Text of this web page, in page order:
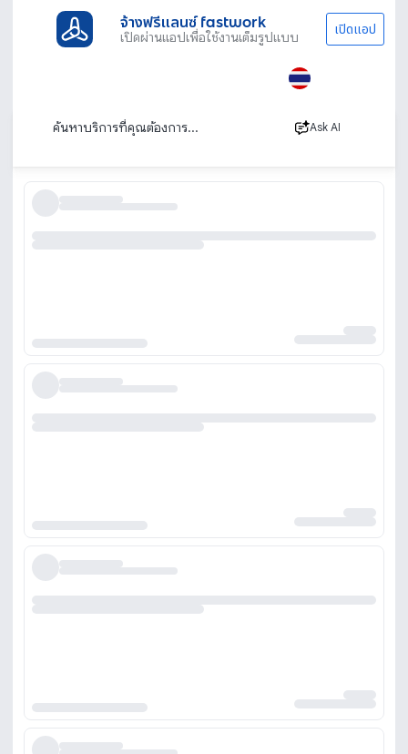
จ้างฟรีแลนซ์ fastwork
เปิดผ่านแอปเพื่อใช้งานเต็มรูปแบบ เปิดแอป
Ask AI
เช่ารถตู้อุดรธานี พร้อมคนขับและขับเอง
เรียงตาม